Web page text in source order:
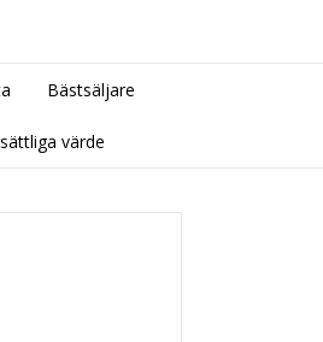
Bästsäljare
värde